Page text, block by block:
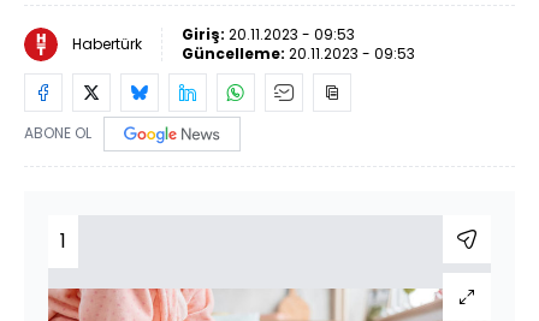
Habertürk Giriş: 20.11.2023 - 09:53
Güncelleme: 20.11.2023 - 09:53
ABONE OL
1